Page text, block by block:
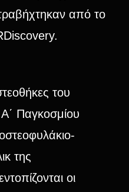
από το
του
Παγκοσμίου
της
οι